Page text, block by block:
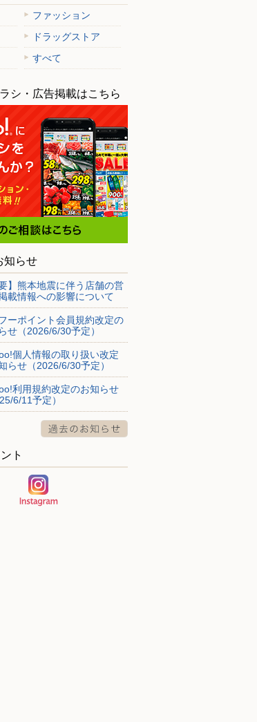
ファッション
ドラッグストア
すべて
シ・広告掲載はこちら
知らせ
要】熊本地震に伴う店舗の営
載情報への影響について
ーポイント会員規約改定の
せ（2026/6/30予定）
個人情報の取り扱い改定
らせ（2026/6/30予定）
利用規約改定のお知らせ
6/11予定）
ト